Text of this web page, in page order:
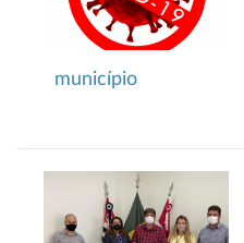
município